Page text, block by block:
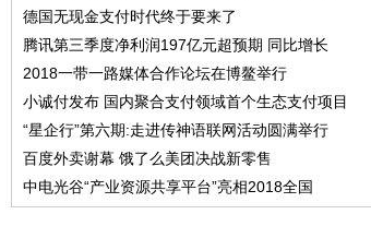
德国无现金支付时代终于要来了
腾讯第三季度净利润197亿元超预期 同比增长
2018一带一路媒体合作论坛在博鳌举行
小诚付发布 国内聚合支付领域首个生态支付项目
“星企行”第六期:走进传神语联网活动圆满举行
百度外卖谢幕 饿了么美团决战新零售
中电光谷“产业资源共享平台”亮相2018全国